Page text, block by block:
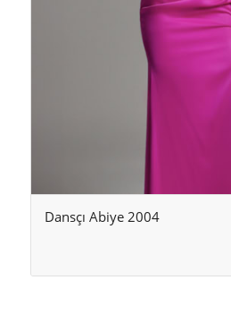
Dansçı Abiye 2004